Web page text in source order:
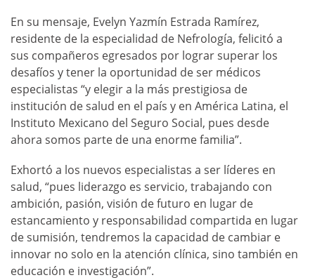
En su mensaje, Evelyn Yazmín Estrada Ramírez,
residente de la especialidad de Nefrología, felicitó a
sus compañeros egresados por lograr superar los
desafíos y tener la oportunidad de ser médicos
especialistas “y elegir a la más prestigiosa de
institución de salud en el país y en América Latina, el
Instituto Mexicano del Seguro Social, pues desde
ahora somos parte de una enorme familia”.
Exhortó a los nuevos especialistas a ser líderes en
salud, “pues liderazgo es servicio, trabajando con
ambición, pasión, visión de futuro en lugar de
estancamiento y responsabilidad compartida en lugar
de sumisión, tendremos la capacidad de cambiar e
innovar no solo en la atención clínica, sino también en
educación e investigación”.